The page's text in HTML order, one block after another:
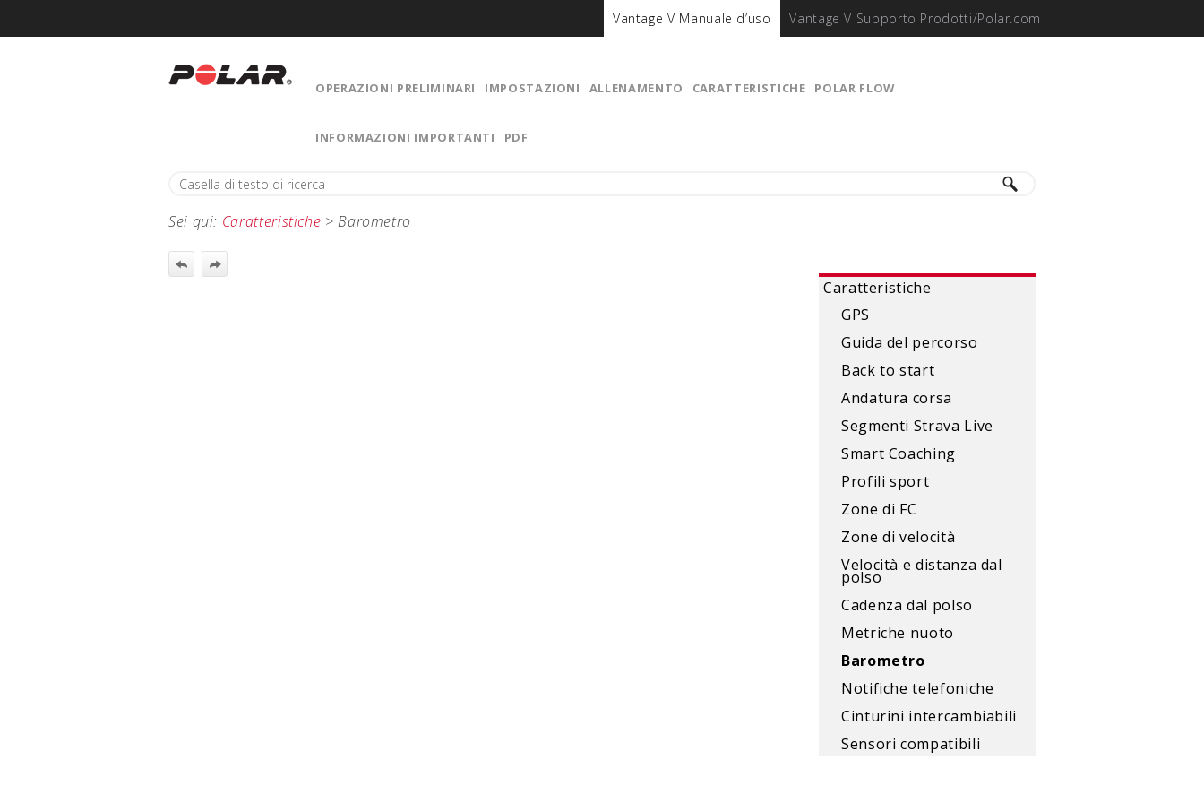
Vantage V Manuale d’uso Vantage V Supporto Prodotti/Polar.com
OPERAZIONI PRELIMINARI IMPOSTAZIONI ALLENAMENTO CARATTERISTICHE POLAR FLOW
INFORMAZIONI IMPORTANTI PDF
Caratteristiche
GPS
Guida del percorso
Back to start
Andatura corsa
Segmenti Strava Live
Smart Coaching
Profili sport
Zone di FC
Zone di velocità
Velocità e distanza dal
polso
Cadenza dal polso
Metriche nuoto
Barometro
Notifiche telefoniche
Cinturini intercambiabili
Sensori compatibili
Sei qui: Caratteristiche >Barometro